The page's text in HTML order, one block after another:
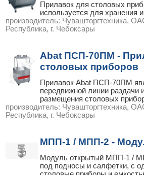
Прилавок для столовых
используется для хранения
производитель: Чувашторгтехника,
Республика, г. Чебоксары
Abat ПСП-70ПМ -
столовых приборов
Прилавок Abat ПСП-70ПМ
передвижной линии раздачи
размещения столовых
производитель: Чувашторгтехника,
Республика, г. Чебоксары
МПП-1 / МПП-2 -
Модуль открытый МПП-1 /
под подносы и салфетки, с